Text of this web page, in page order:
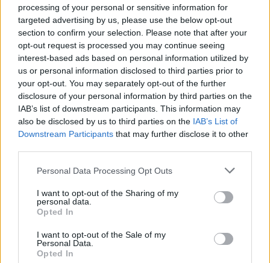
processing of your personal or sensitive information for
targeted advertising by us, please use the below opt-out
section to confirm your selection. Please note that after your
opt-out request is processed you may continue seeing
interest-based ads based on personal information utilized by
us or personal information disclosed to third parties prior to
your opt-out. You may separately opt-out of the further
disclosure of your personal information by third parties on the
IAB’s list of downstream participants. This information may
also be disclosed by us to third parties on the IAB’s List of
Downstream Participants that may further disclose it to other
Please note that this website/app uses one or more Google
not limited to your visit or usage behaviour. You may click to
grant or deny consent to Google and its third-party tags to
use your data for below specified purposes in below Google
consent section.
Personal Data Processing Opt Outs
I want to opt-out of the Sharing of my
personal data.
Opted In
I want to opt-out of the Sale of my
Personal Data.
Opted In
Követem
# REGGELI PELLER ANNA # LUKÁCS MIKI
#NÖVÉNY #ÜLTETÉS #KERTÉSZKEDÉS
Népszerű